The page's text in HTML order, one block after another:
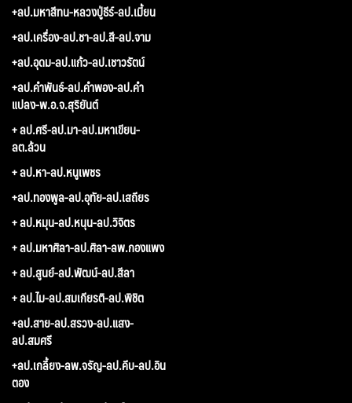
+ลป.มหาสีทน-หลวงปู่ธีร์-ลป.เมี้ยน
+ลป.เครื่อง-ลป.ชา-ลป.สี-ลป.จาม
+ลป.อุดม-ลป.แก้ว-ลป.เชาวรัตน์
+ลป.คำพันธ์-ลป.คำพอง-ลป.คำ
แปลง-พ.อ.จ.สุริยันต์
+ ลป.ศรี-ลป.มา-ลป.มหาเขียน-
ลต.ล้วน
+ ลป.หา-ลป.หนูเพชร
+ลป.ทองพูล-ลป.อุทัย-ลป.เสถียร
+ ลป.หมุน-ลป.หนุน-ลป.วิจิตร
+ ลป.มหาศิลา-ลป.ศิลา-ลพ.กองแพง
+ ลป.สูนย์-ลป.พัฒน์-ลป.สีลา
+ ลป.ไม-ลป.สมเกียรติ-ลป.พิชิต
+ลป.สาย-ลป.สรวง-ลป.แสง-
ลป.สมศรี
+ลป.เกลี้ยง-ลพ.จรัญ-ลป.คีบ-ลป.อิน
ตอง